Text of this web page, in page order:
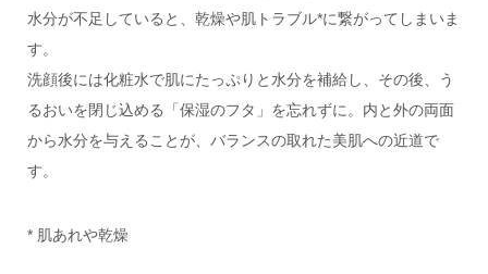
水分が不足していると、乾燥や肌トラブル*に繋がってしまいま
す。
洗顔後には化粧水で肌にたっぷりと水分を補給し、その後、う
るおいを閉じ込める「保湿のフタ」を忘れずに。内と外の両面
から水分を与えることが、バランスの取れた美肌への近道で
す。
* 肌あれや乾燥